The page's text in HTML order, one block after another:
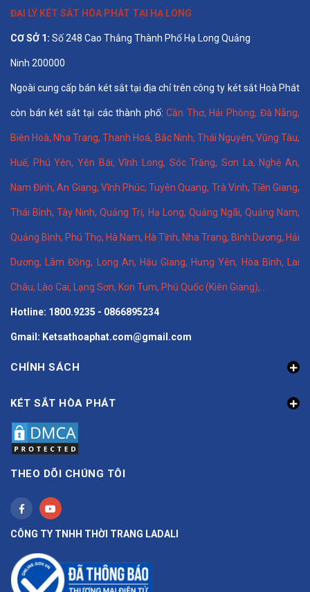
ĐẠI LÝ KÉT SẮT HÒA PHÁT TẠI HẠ LONG
CƠ SỞ 1: Số 248 Cao Thắng Thành Phố Hạ Long Quảng
Ninh 200000
Ngoài cung cấp bán két sắt tại địa chỉ trên công ty két sắt Hoà Phát
còn bán két sắt tại các thành phố:Cần Thơ, Hải Phòng, Đà Nẵng,
Biên Hoà, Nha Trang,Thanh Hoá, Bắc Ninh, Thái Nguyên, Vũng Tàu,
Huế, Phú Yên,Yên Bái,Vĩnh Long, Sóc Trăng,Sơn La, Nghệ An,
Nam Định,An Giang, Vĩnh Phúc,Tuyên Quang, Trà Vinh, Tiền Giang,
Thái Bình,Tây Ninh,Quảng Trị, Hạ Long, Quảng Ngãi, Quảng Nam,
Quảng Bình, Phú Thọ, Hà Nam, Hà Tĩnh, Nha Trang, Bình Dương, Hải
Dương, Lâm Đồng, Long An, Hậu Giang, Hưng Yên, Hòa Bình, Lai
Châu, Lào Cai, Lạng Sơn, Kon Tum, Phú Quốc (Kiên Giang),...
Hotline: 1800.9235 - 0866895234
Gmail: Ketsathoaphat.com@gmail.com
CHÍNH SÁCH
KÉT SẮT HÒA PHÁT
THEO DÕI CHÚNG TÔI
CÔNG TY TNHH THỜI TRANG LADALI